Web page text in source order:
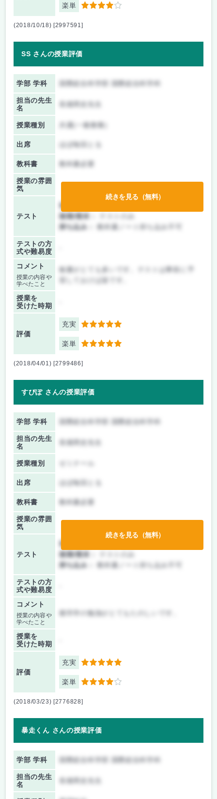
楽単 4
(2018/10/18) [2997591]
SS さんの授業評価
学部 学科 国際総合科学部 国際総合科学科
担当の先生
名
授業種別 共通(一般教養)
出席 ほぼ毎回とる
教科書 教科書必要
授業の雰囲
気
テスト
前期/中間：
後期/期末：
持ち込み：
教科書ノート持ち込み不可
テストの方
式や難易度
コメント
授業の内容や
学べたこと
板書がとても多いです。テストは事前に予
授業を
受けた時期
評価
充実 5
楽単 5
続きを見る（無料）
(2018/04/01) [2799486]
すびぽ さんの授業評価
学部 学科 国際総合科学部 国際総合科学科
担当の先生
名
授業種別
出席 ほぼ毎回とる
教科書 教科書必要
授業の雰囲
気
テスト
前期/中間：
後期/期末：
持ち込み：
教科書ノート持ち込み不可
テストの方
式や難易度
コメント
授業の内容や
学べたこと
都市学の勉強がとてもたのしいです。
授業を
受けた時期
評価
充実 5
楽単 4
続きを見る（無料）
(2018/03/23) [2776828]
暴走くん さんの授業評価
学部 学科 国際総合科学部 国際総合科学科
担当の先生
名